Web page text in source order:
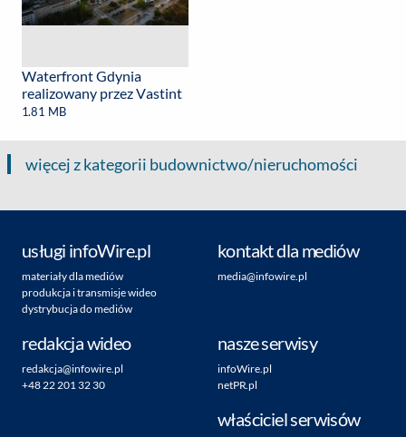
Waterfront Gdynia
realizowany przez Vastint
1.81 MB
więcej z kategorii budownictwo/nieruchomości
usługi infoWire.pl
materiały dla mediów
produkcja i transmisje wideo
dystrybucja do mediów
kontakt dla mediów
media@infowire.pl
redakcja wideo
redakcja@infowire.pl
+48 22 201 32 30
nasze serwisy
infoWire.pl
netPR.pl
właściciel serwisów